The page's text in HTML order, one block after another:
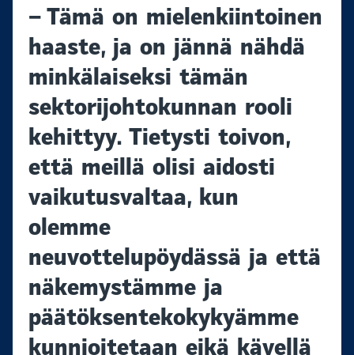
– Tämä on mielenkiintoinen
haaste, ja on jännä nähdä
minkälaiseksi tämän
sektorijohtokunnan rooli
kehittyy. Tietysti toivon,
että meillä olisi aidosti
vaikutusvaltaa, kun
olemme
neuvottelupöydässä ja että
näkemystämme ja
päätöksentekokykyämme
kunnioitetaan eikä kävellä